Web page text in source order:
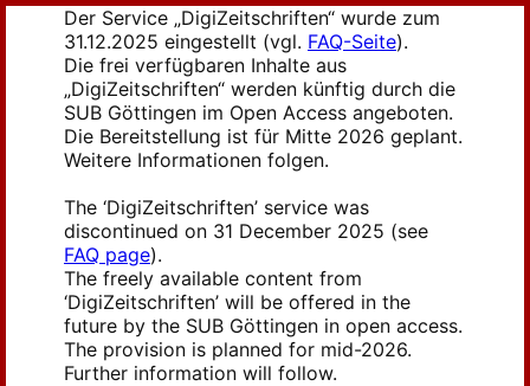
Der Service „DigiZeitschriften“ wurde zum
31.12.2025 eingestellt (vgl. FAQ-Seite).
Die frei verfügbaren Inhalte aus
„DigiZeitschriften“ werden künftig durch die
SUB Göttingen im Open Access angeboten.
Die Bereitstellung ist für Mitte 2026 geplant.
Weitere Informationen folgen.
The ‘DigiZeitschriften’ service was
discontinued on 31 December 2025 (see
FAQ page).
The freely available content from
‘DigiZeitschriften’ will be offered in the
future by the SUB Göttingen in open access.
The provision is planned for mid-2026.
Further information will follow.